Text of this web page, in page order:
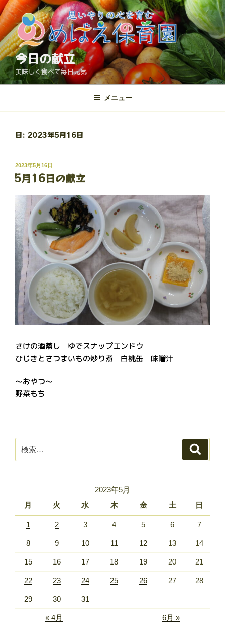
コ
ン
テ
ン
ツ
ス
プ
今日の献立
美味しく食べて毎日元気
メニュー
日: 2023年5月16日
投
稿
日:
2023年5月16日
5月16日の献立
さけの酒蒸し ゆでスナップエンドウ
ひじきとさつまいもの炒り煮 白桃缶 味噌汁
～おやつ～
野菜もち
索:
2023年5月
月
火 水 木 金 土 日
1 2 3 4 5 6 7
8 9 10 11 12 13 14
15 16 17 18 19 20 21
22 23 24 25 26 27 28
29 30 31
« 4月 6月 »